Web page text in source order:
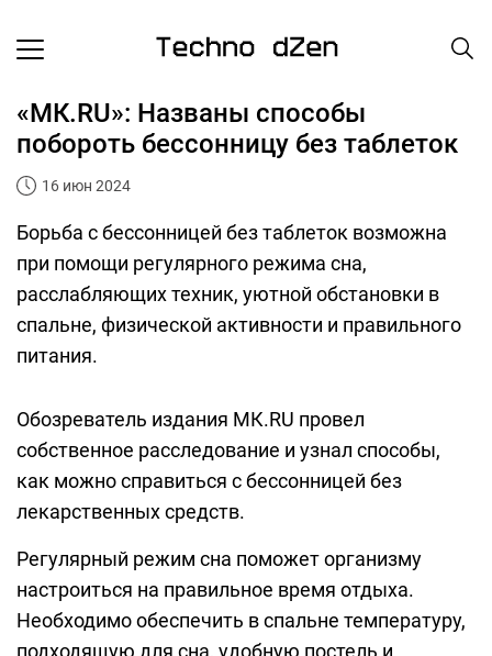
«МК.RU»: Названы способы
побороть бессонницу без таблеток
16 июн 2024
Борьба с бессонницей без таблеток возможна
при помощи регулярного режима сна,
расслабляющих техник, уютной обстановки в
спальне, физической активности и правильного
питания.
Обозреватель издания МК.RU провел
собственное расследование и узнал способы,
как можно справиться с бессонницей без
лекарственных средств.
Регулярный режим сна поможет организму
настроиться на правильное время отдыха.
Необходимо обеспечить в спальне температуру,